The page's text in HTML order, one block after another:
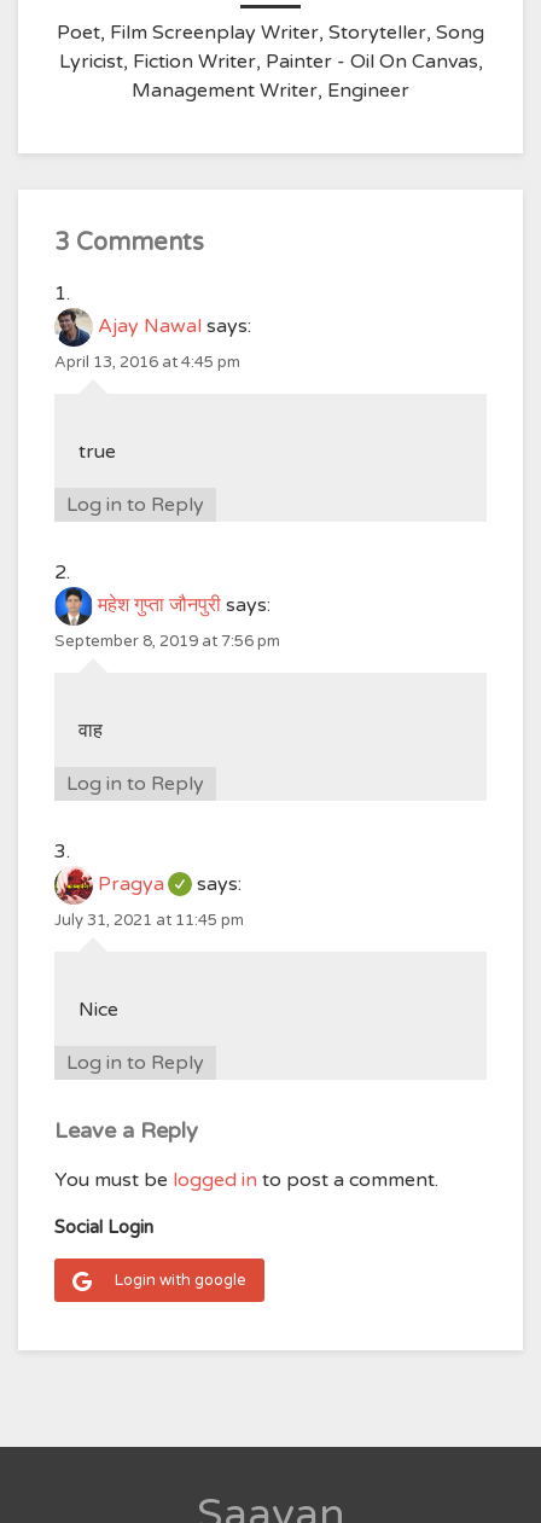
Poet, Film Screenplay Writer, Storyteller, Song
Lyricist, Fiction Writer, Painter - Oil On Canvas,
Management Writer, Engineer
3 Comments
Ajay Nawal says:
April 13, 2016 at 4:45 pm
true
Log in to Reply
महेश गुप्ता जौनपुरी says:
September 8, 2019 at 7:56 pm
वाह
Log in to Reply
Pragya says:
July 31, 2021 at 11:45 pm
Nice
Log in to Reply
Leave a Reply
You must be logged in to post a comment.
Social Login
Login with google